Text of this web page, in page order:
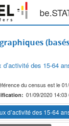
(basés
d’activité des 15-64
du census est le
01/09/2020
d’activité des 15-64